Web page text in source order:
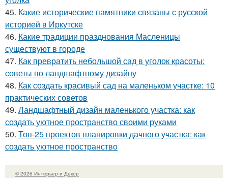
45. Какие исторические памятники связаны с русской
историей в Иркутске
46. Какие традиции празднования Масленицы
существуют в городе
47. Как превратить небольшой сад в уголок красоты:
советы по ландшафтному дизайну
48. Как создать красивый сад на маленьком участке: 10
практических советов
49. Ландшафтный дизайн маленького участка: как
создать уютное пространство своими руками
50. Топ-25 проектов планировки дачного участка: как
создать уютное пространство
© 2026 Интерьер и Декор